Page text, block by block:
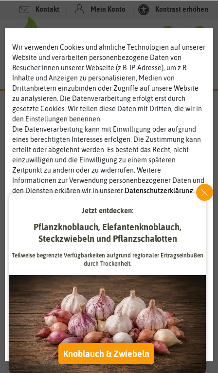
Kontakt Mein Konto Kontrast erhöhen
Vergrößern durch berühren
Mohn für Werbezwecke
0,39 €
*
* inkl. 7% MwSt. zzgl.
Wir verwenden Cookies und ähnliche Technologien auf unserer
Website und verarbeiten personenbezogene Daten von
Besucher:innen unserer Webseite (z.B. IP-Adresse), um z.B.
Inhalte und Anzeigen zu personalisieren, Medien von
Drittanbietern einzubinden oder Zugriffe auf unsere Website
zu analysieren. Die Datenverarbeitung erfolgt erst durch
gesetzte Cookies. Wir teilen diese Daten mit Dritten, die wir in
den Einstellungen benennen.
Die Datenverarbeitung kann mit Einwilligung oder aufgrund
eines berechtigten Interesses erfolgen. Die Zustimmung kann
erteilt oder abgelehnt werden. Es besteht das Recht, nicht
einzuwilligen und die Einwilligung zu einem späteren
Zeitpunkt zu ändern oder zu widerrufen. Weitere
Informationen zur Verwendung personenbezogener Daten und
den Diensten erklären wir in unsererDaten­schutz­erklärung.
Statistik
Zahlungsdienstleister Marketing
Weitere Einstellungen
Alle akzeptieren
Alle ablehnen
Auswahl akzeptieren
Jetzt entdecken:
Pflanzknoblauch, Elefantenknoblauch,
Steckzwiebeln und Pflanzschalotten
Teilweise begrenzte Verfügbarkeiten aufgrund regionaler Ertragseinbußen
durch Trockenheit.
Knoblauch & Zwiebeln